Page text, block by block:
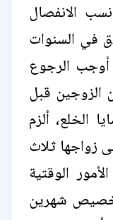
الانفصال
في السنوات
أوجب الرجوع
الزوجين قبل
الخلع، ألزم
زواجها ثلاث
الوقتية
شهرين